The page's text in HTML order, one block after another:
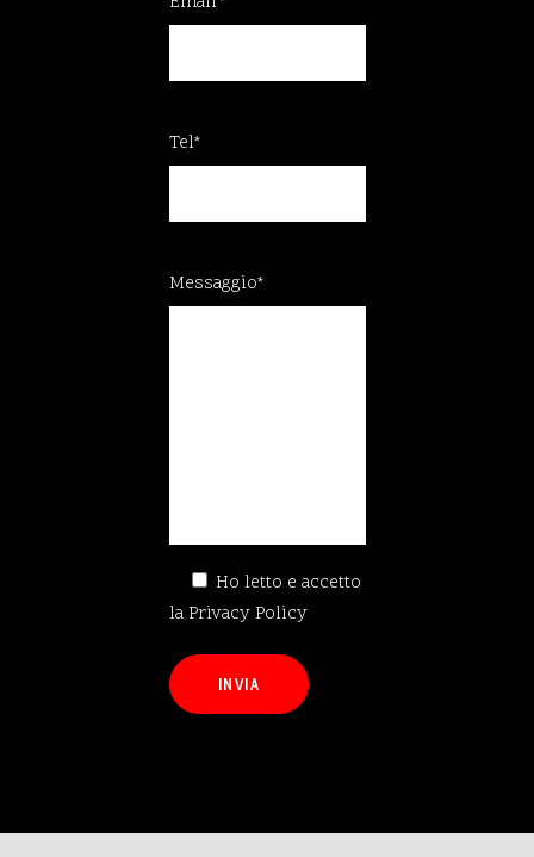
Tel*
Messaggio*
Ho letto e accetto
la Privacy Policy